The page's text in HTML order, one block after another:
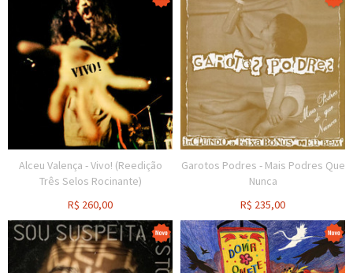
Alceu Valença - Vivo! (Reedição
Três Selos Rocinante)
R$ 260,00
Garotos Podres - Mais Podres Que
Nunca
R$ 235,00